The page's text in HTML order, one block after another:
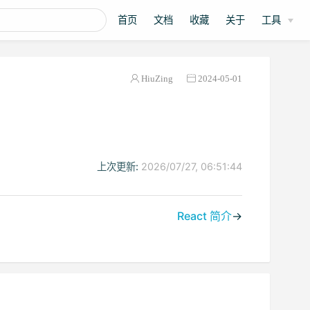
首页 文档 收藏 关于 工具
HiuZing 2024-05-01
上次更新: 2026/07/27, 06:51:44
React 简介→